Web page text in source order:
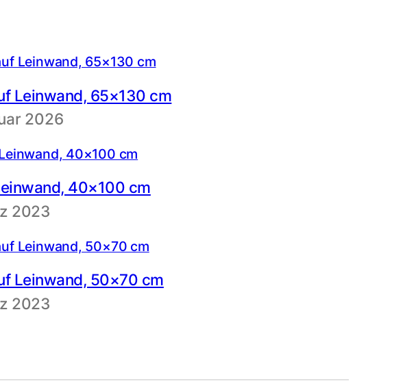
Leinwand, 65×130 cm
2026
40×100 cm
2023
Leinwand, 50×70 cm
2023